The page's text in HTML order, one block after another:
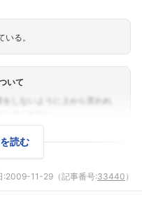
る。
いて
読む
:2009-11-29 （記事番号:33440 ）